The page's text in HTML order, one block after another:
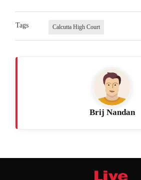
Tags Calcutta High Court
Brij Nandan